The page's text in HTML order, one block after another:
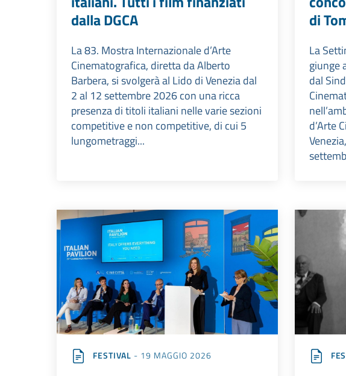
dalla DGCA
La 83. Mostra Internazionale d’Arte
Cinematografica, diretta da Alberto
Barbera, si svolgerà al Lido di Venezia dal
2 al 12 settembre 2026 con una ricca
presenza di titoli italiani nelle varie sezioni
competitive e non competitive, di cui 5
lungometraggi...
di
La
giunge
dal
d’Arte
FESTIVAL - 19 MAGGIO 2026